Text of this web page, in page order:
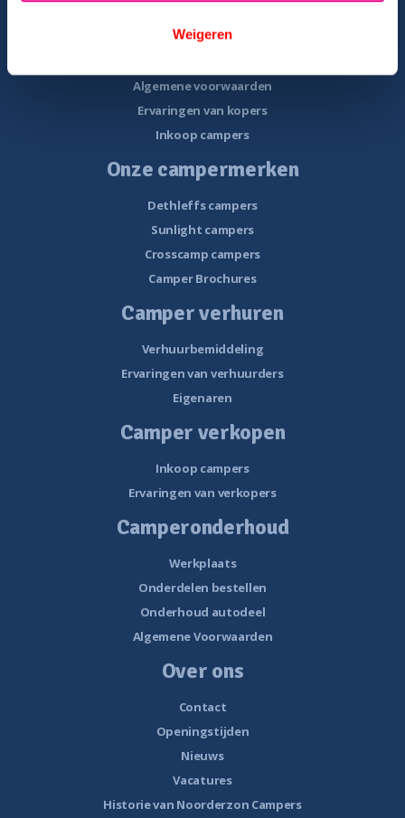
Weigeren
Gratis E-book – 8 fouten bij het kopen van een camper
Algemene voorwaarden
Ervaringen van kopers
Inkoop campers
Onze campermerken
Dethleffs campers
Sunlight campers
Crosscamp campers
Camper Brochures
Camper verhuren
Verhuurbemiddeling
Ervaringen van verhuurders
Eigenaren
Camper verkopen
Inkoop campers
Ervaringen van verkopers
Camperonderhoud
Werkplaats
Onderdelen bestellen
Onderhoud autodeel
Algemene Voorwaarden
Over ons
Contact
Openingstijden
Nieuws
Vacatures
Historie van Noorderzon Campers